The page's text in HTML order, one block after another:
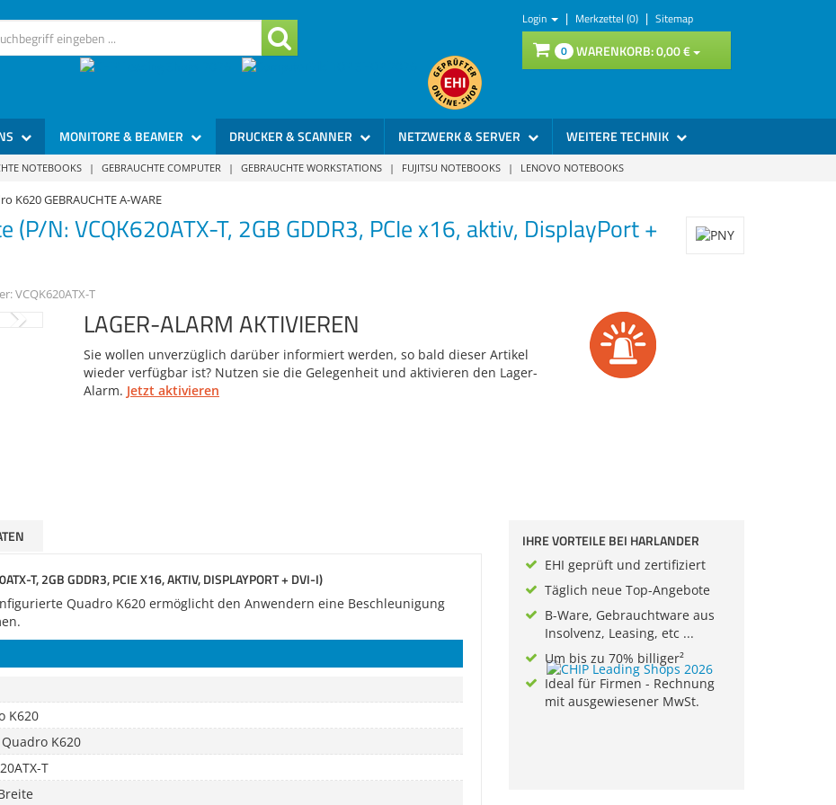
Login | Merkzettel (0) | Sitemap
0 WARENKORB:0,00€
MONITORE & BEAMER DRUCKER & SCANNER NETZWERK & SERVER WEITERE TECHNIK
NOTEBOOKS | GEBRAUCHTE COMPUTER | GEBRAUCHTE WORKSTATIONS | FUJITSU NOTEBOOKS | LENOVO NOTEBOOKS
K620 GEBRAUCHTE A-WARE
(P/N: VCQK620ATX-T, 2GB GDDR3, PCIe x16, aktiv, DisplayPort +
VCQK620ATX-T
LAGER-ALARM AKTIVIEREN
Sie wollen unverzüglich darüber informiert werden, so bald dieser Artikel
wieder verfügbar ist? Nutzen sie die Gelegenheit und aktivieren den Lager-
Alarm. Jetzt aktivieren
T, 2GB GDDR3, PCIE X16, AKTIV, DISPLAYPORT + DVI-I)
Quadro K620 ermöglicht den Anwendern eine Beschleunigung
K620
K620
T
IHRE VORTEILE BEI HARLANDER
EHI geprüft und zertifiziert
Täglich neue Top-Angebote
B-Ware, Gebrauchtware aus
Insolvenz, Leasing, etc ...
Um bis zu 70% billiger²
Ideal für Firmen - Rechnung
mit ausgewiesener MwSt.